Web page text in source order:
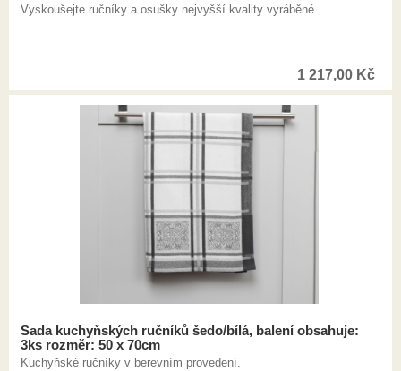
Vyskoušejte ručníky a osušky nejvyšší kvality vyráběné ...
1 217,00 Kč
Sada kuchyňských ručníků šedo/bílá, balení obsahuje:
3ks rozměr: 50 x 70cm
Kuchyňské ručníky v berevním provedení.